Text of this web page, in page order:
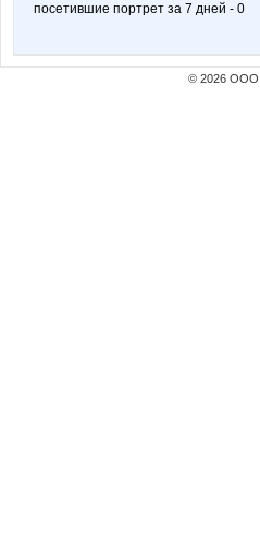
посетившие портрет за 7 дней - 0
© 2026 ООО